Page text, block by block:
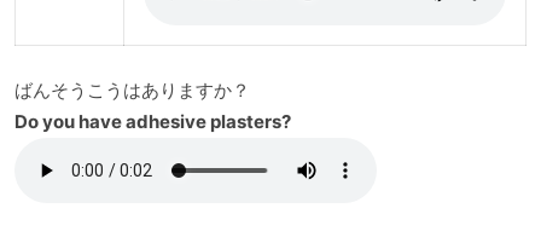
ばんそうこうはありますか？
Do you have adhesive plasters?